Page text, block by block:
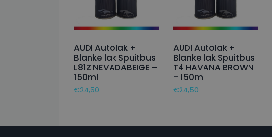
AUDI Autolak +
Blanke lak Spuitbus
L81Z NEVADABEIGE –
150ml
€24,50
AUDI Autolak +
Blanke lak Spuitbus
T4 HAVANA BROWN
– 150ml
€24,50